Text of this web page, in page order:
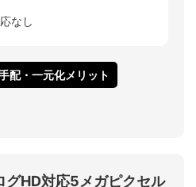
なし
配・一元化メリット
グHD対応5メガピクセル